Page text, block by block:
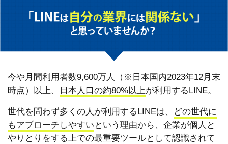
今や月間利用者数9,600万人（※日本国内2023年12月末
時点）以上、
日本人口の約80%以上が利用するLINE。
世代を問わず多くの人が利用するLINEは、
どの世代に
もアプローチしやすい という理由から、企業が個人と
やりとりをする上での最重要ツールとして認識されて